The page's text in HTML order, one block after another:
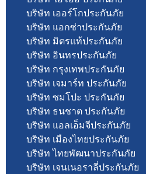
บริษัท เออร์โกประกันภัย
บริษัท แอกซ่าประกันภัย
บริษัท มิตรแท้ประกันภัย
บริษัท อินทรประกันภัย
บริษัท กรุงเทพประกันภัย
บริษัท เจมาร์ท ประกันภัย
บริษัท ซมโปะ ประกันภัย
บริษัท ธนชาต ประกันภัย
บริษัท แอลเอ็มจีประกันภัย
บริษัท เมืองไทยประกันภัย
บริษัท ไทยพัฒนาประกันภัย
บริษัท เจนเนอราลี่ประกันภัย